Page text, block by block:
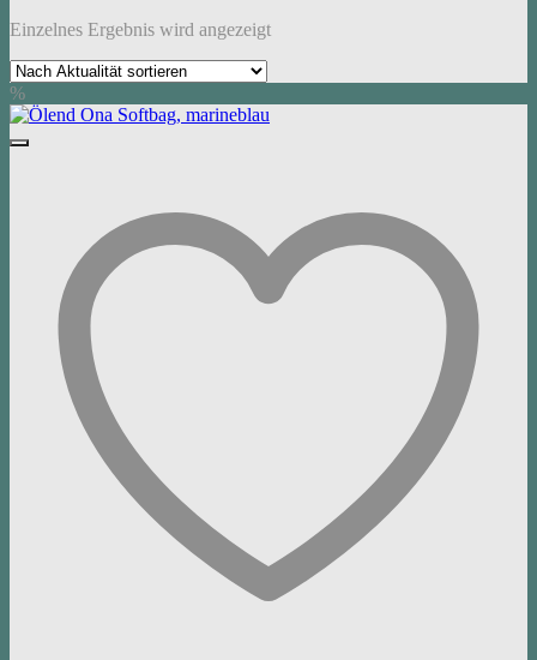
Einzelnes Ergebnis wird angezeigt
%